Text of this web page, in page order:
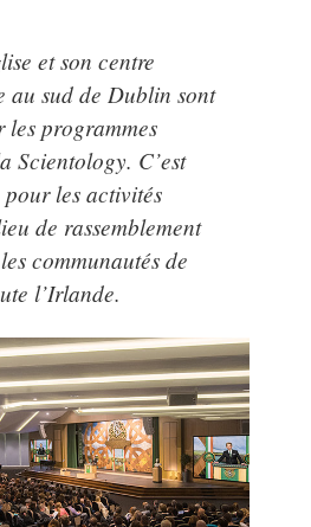
et son centre
au sud de Dublin sont
les programmes
Scientology. C’est
les activités
de rassemblement
communautés de
l’Irlande.